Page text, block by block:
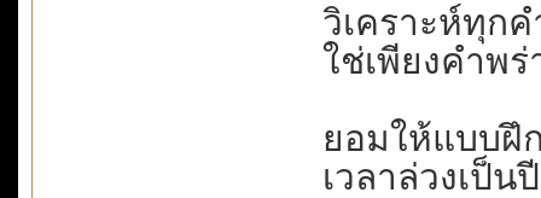
วิเคราะห์ทุก
ใช่เพียงคำพ
ยอมให้แบบฝึ
เวลาล่วงเป็น